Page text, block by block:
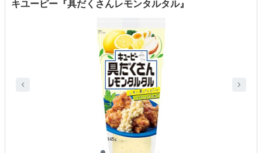
キユーピー『具だくさんレモンタルタル』